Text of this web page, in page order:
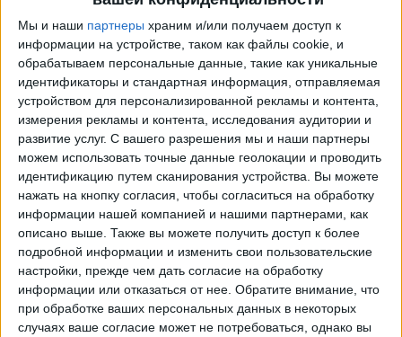
Мы и наши партнеры храним и/или получаем доступ к
информации на устройстве, таком как файлы cookie, и
обрабатываем персональные данные, такие как уникальные
идентификаторы и стандартная информация, отправляемая
устройством для персонализированной рекламы и контента,
измерения рекламы и контента, исследования аудитории и
развитие услуг. С вашего разрешения мы и наши партнеры
можем использовать точные данные геолокации и проводить
идентификацию путем сканирования устройства. Вы можете
нажать на кнопку согласия, чтобы согласиться на обработку
информации нашей компанией и нашими партнерами, как
описано выше. Также вы можете получить доступ к более
подробной информации и изменить свои пользовательские
настройки, прежде чем дать согласие на обработку
информации или отказаться от нее. Обратите внимание, что
при обработке ваших персональных данных в некоторых
случаях ваше согласие может не потребоваться, однако вы
Программа передач трансляции матчей в прямом
эфире вИнтернасьональ
завтра воскресенье, 09.08.2026
22:00 Чемпионат Бразилии
Палмейрас
Интернасьональ